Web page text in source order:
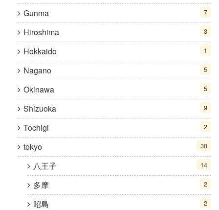
Gunma 7
Hiroshima 3
Hokkaido 1
Nagano 5
Okinawa 5
Shizuoka 9
Tochigi 2
tokyo 30
八王子 14
多摩 2
昭島 2